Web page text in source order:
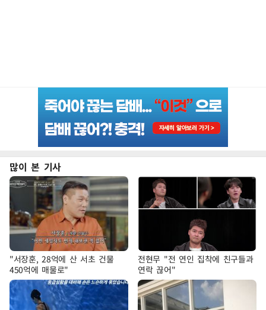
많이 본 기사
"서장훈, 28억에 산 서초 건물
450억에 매물로"
전현무 "전 연인 집착에 친구들과
연락 끊어"